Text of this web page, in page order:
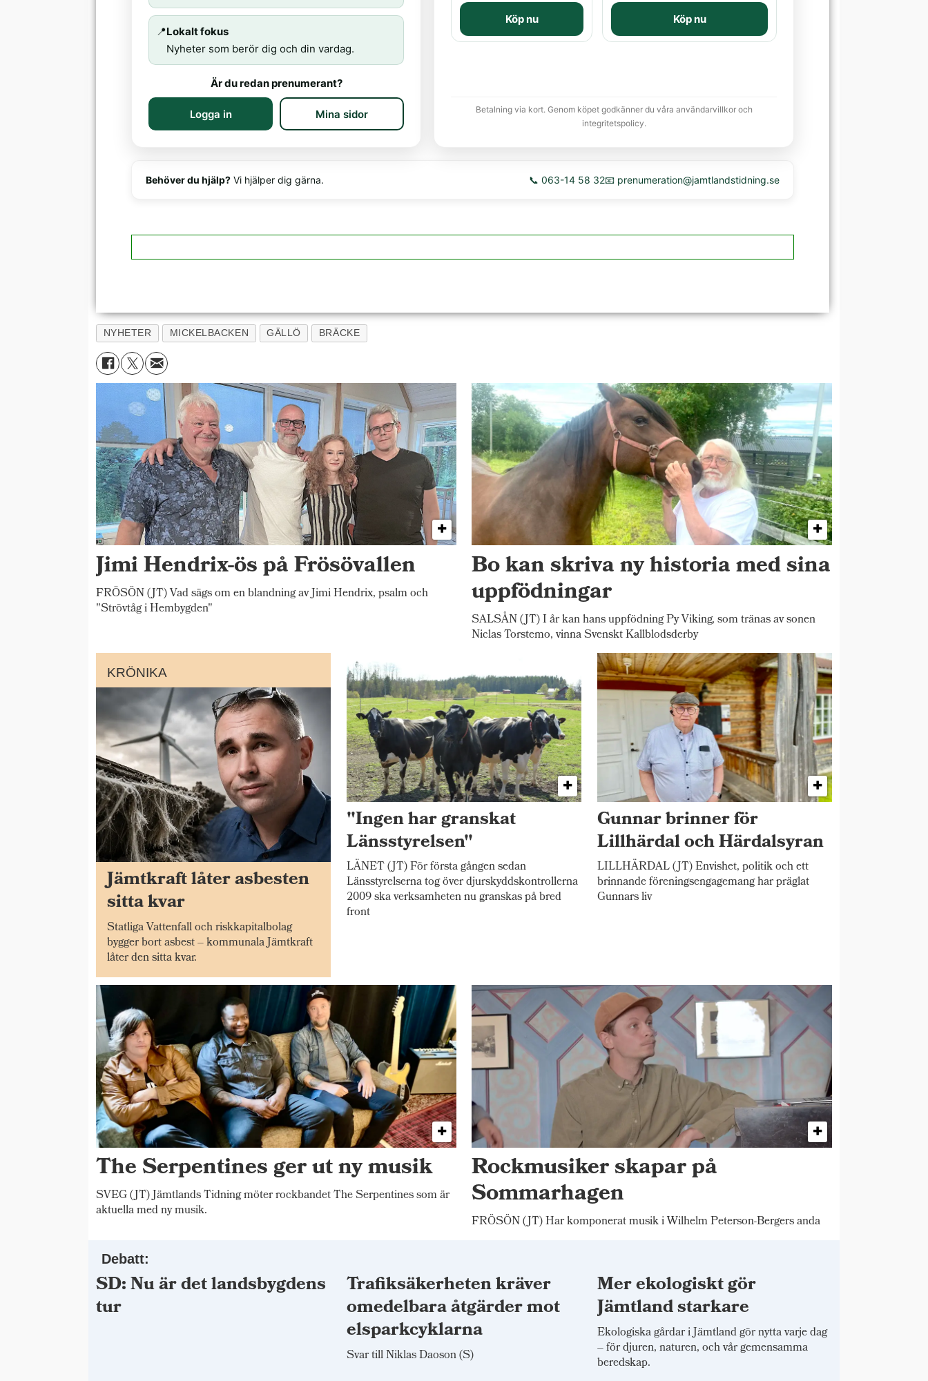
📍Lokalt fokus
Nyheter som berör dig och din vardag.
Är du redan prenumerant?
Logga in Mina sidor
Köp nu Köp nu
Betalning via kort. Genom köpet godkänner du våra användarvillkor och
integritetspolicy.
Behöver du hjälp? Vi hjälper dig gärna. 📞 063-14 58 32📧 prenumeration@jamtlandstidning.se
NYHETER MICKELBACKEN GÄLLÖ BRÄCKE
Jimi Hendrix-ös på Frösövallen
FRÖSÖN (JT) Vad sägs om en blandning av Jimi Hendrix, psalm och
"Strövtåg i Hembygden"
Bo kan skriva ny historia med sina
uppfödningar
SALSÅN (JT) I år kan hans uppfödning Py Viking, som tränas av sonen
Niclas Torstemo, vinna Svenskt Kallblodsderby
KRÖNIKA
Jämtkraft låter asbesten
sitta kvar
Statliga Vattenfall och riskkapitalbolag
bygger bort asbest – kommunala Jämtkraft
låter den sitta kvar.
"Ingen har granskat
Länsstyrelsen"
LÄNET (JT) För första gången sedan
Länsstyrelserna tog över djurskyddskontrollerna
2009 ska verksamheten nu granskas på bred
front
Gunnar brinner för
Lillhärdal och Härdalsyran
LILLHÄRDAL (JT) Envishet, politik och ett
brinnande föreningsengagemang har präglat
Gunnars liv
The Serpentines ger ut ny musik
SVEG (JT) Jämtlands Tidning möter rockbandet The Serpentines som är
aktuella med ny musik.
Rockmusiker skapar på
Sommarhagen
FRÖSÖN (JT) Har komponerat musik i Wilhelm Peterson-Bergers anda
Debatt:
SD: Nu är det landsbygdens
tur
Trafiksäkerheten kräver
omedelbara åtgärder mot
elsparkcyklarna
Svar till Niklas Daoson (S)
Mer ekologiskt gör
Jämtland starkare
Ekologiska gårdar i Jämtland gör nytta varje dag
– för djuren, naturen, och vår gemensamma
beredskap.